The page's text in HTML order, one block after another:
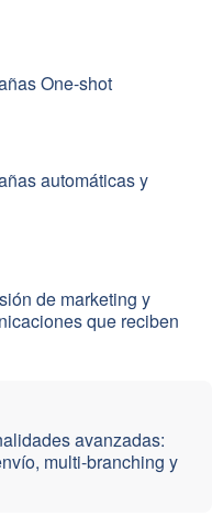
One-shot
automáticas y
de marketing y
que reciben
avanzadas:
multi-branching y